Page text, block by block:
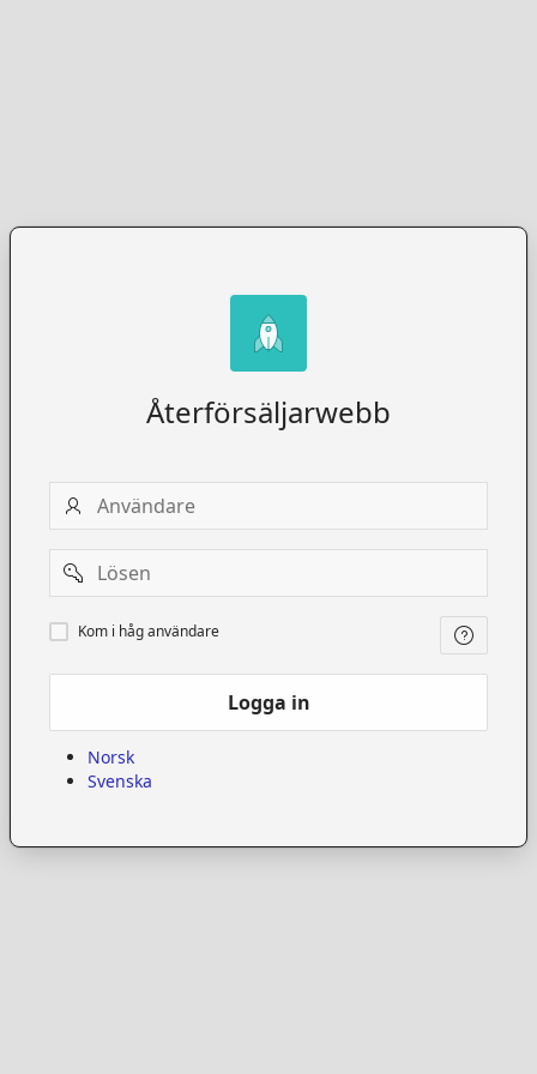
Återförsäljarwebb
Användare
Password
Kom
i
Kom i håg användare
Logga in
Norsk
Svenska